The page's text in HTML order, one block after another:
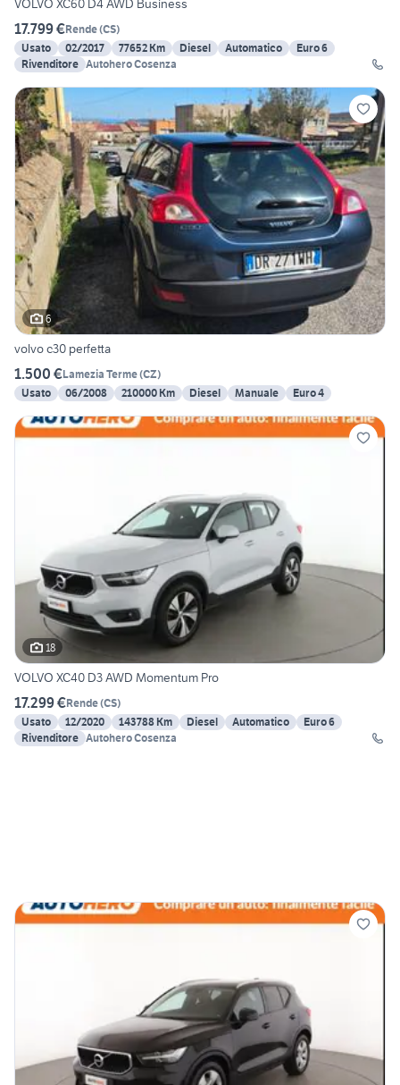
VOLVO XC60 D4 AWD Business
17.799 €Rende(CS)
Usato
02/2017 77652 Km Diesel Automatico
Euro 6
Rivenditore Autohero Cosenza
6
volvo c30 perfetta
1.500 €Lamezia Terme(CZ)
Usato
06/2008 210000 Km Diesel Manuale Euro 4
18
VOLVO XC40 D3 AWD Momentum Pro
17.299 €Rende(CS)
Usato
12/2020 143788 Km Diesel Automatico
Euro 6
Rivenditore Autohero Cosenza